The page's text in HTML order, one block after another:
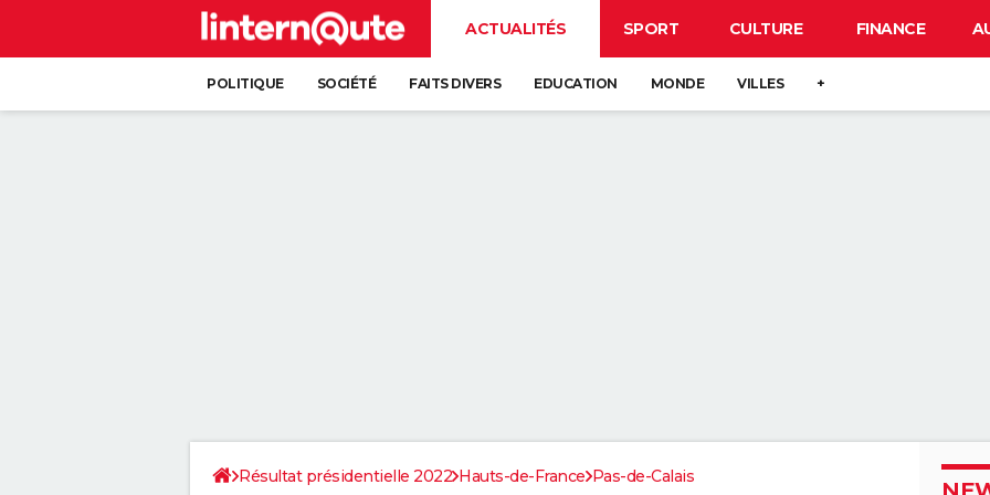
ACTUALITÉS SPORT CULTURE FINANCE
POLITIQUE SOCIÉTÉ FAITS DIVERS EDUCATION MONDE VILLES +
Résultat présidentielle 2022 Hauts-de-France Pas-de-Calais